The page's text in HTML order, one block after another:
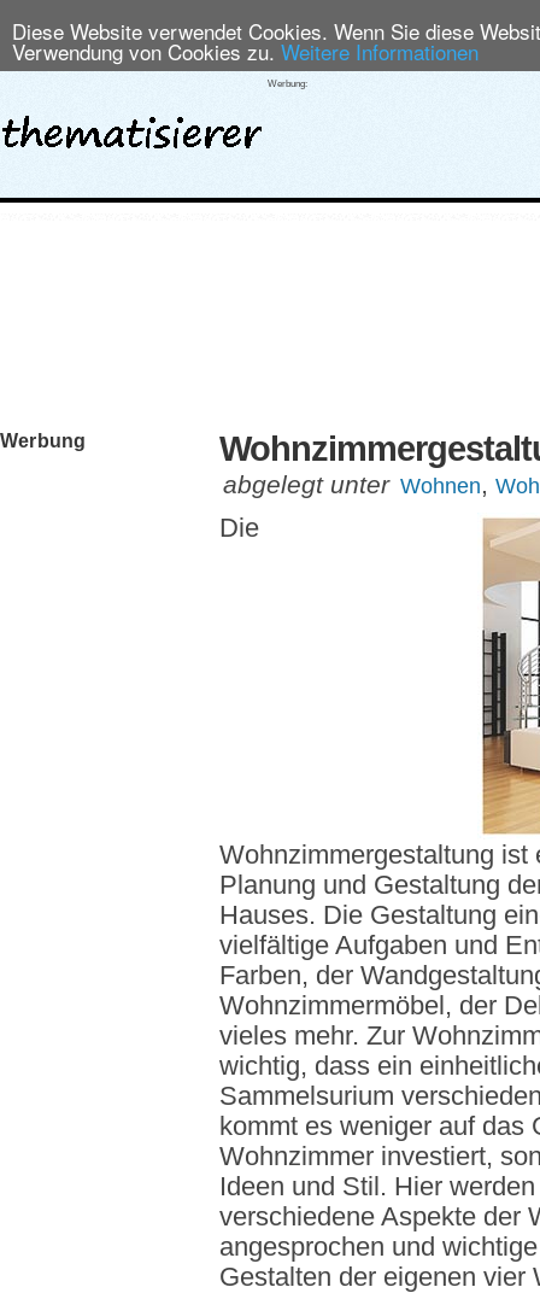
Diese Website verwendet Cookies. Wenn Sie diese
Verwendung von Cookies zu. Weitere Informationen
Werbung:
abgelegt unter Wohnen
Die
Wohnzimmergestaltung ist
Planung und Gestaltung
Hauses. Die Gestaltung
vielfältige Aufgaben und
Farben, der
Wohnzimmermöbel, der
vieles mehr. Zur
wichtig, dass ein
Sammelsurium
kommt es weniger auf das
Wohnzimmer investiert,
Ideen und Stil. Hier
verschiedene Aspekte der
angesprochen und
Gestalten der eigenen vier
Werbung